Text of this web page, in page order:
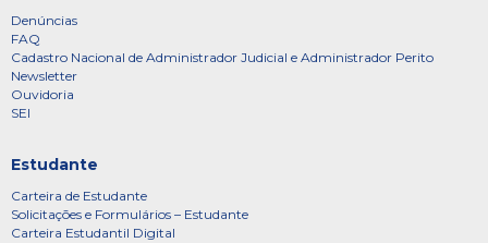
Denúncias
FAQ
Cadastro Nacional de Administrador Judicial e Administrador Perito
Newsletter
Ouvidoria
SEI
Estudante
Carteira de Estudante
Solicitações e Formulários – Estudante
Carteira Estudantil Digital